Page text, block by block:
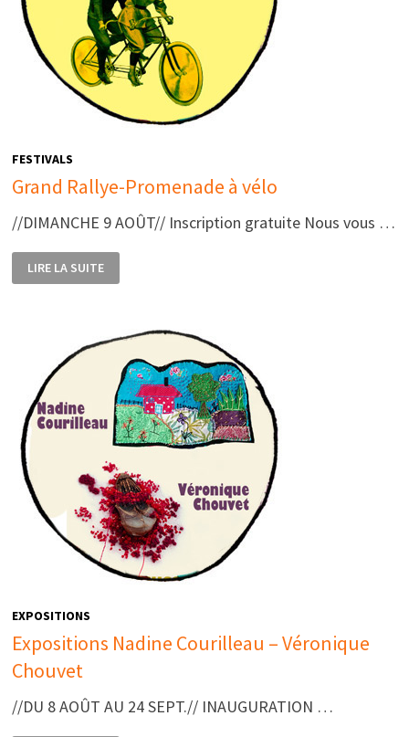
FESTIVALS
Grand Rallye-Promenade à vélo
//DIMANCHE 9 AOÛT// Inscription gratuite Nous vous …
GRAND
RALLYE-
PROMENADE
LIRE LA SUITE
EXPOSITIONS
Expositions Nadine Courilleau – Véronique
Chouvet
//DU 8 AOÛT AU 24 SEPT.// INAUGURATION …